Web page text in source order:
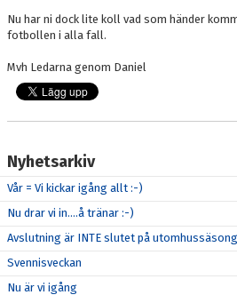
Nu har ni dock lite koll vad som händer
fotbollen i alla fall.
Mvh Ledarna genom Daniel
Nyhetsarkiv
Vår = Vi kickar igång allt :-)
Nu drar vi in....å tränar :-)
Avslutning är INTE slutet på
Svennisveckan
Nu är vi igång